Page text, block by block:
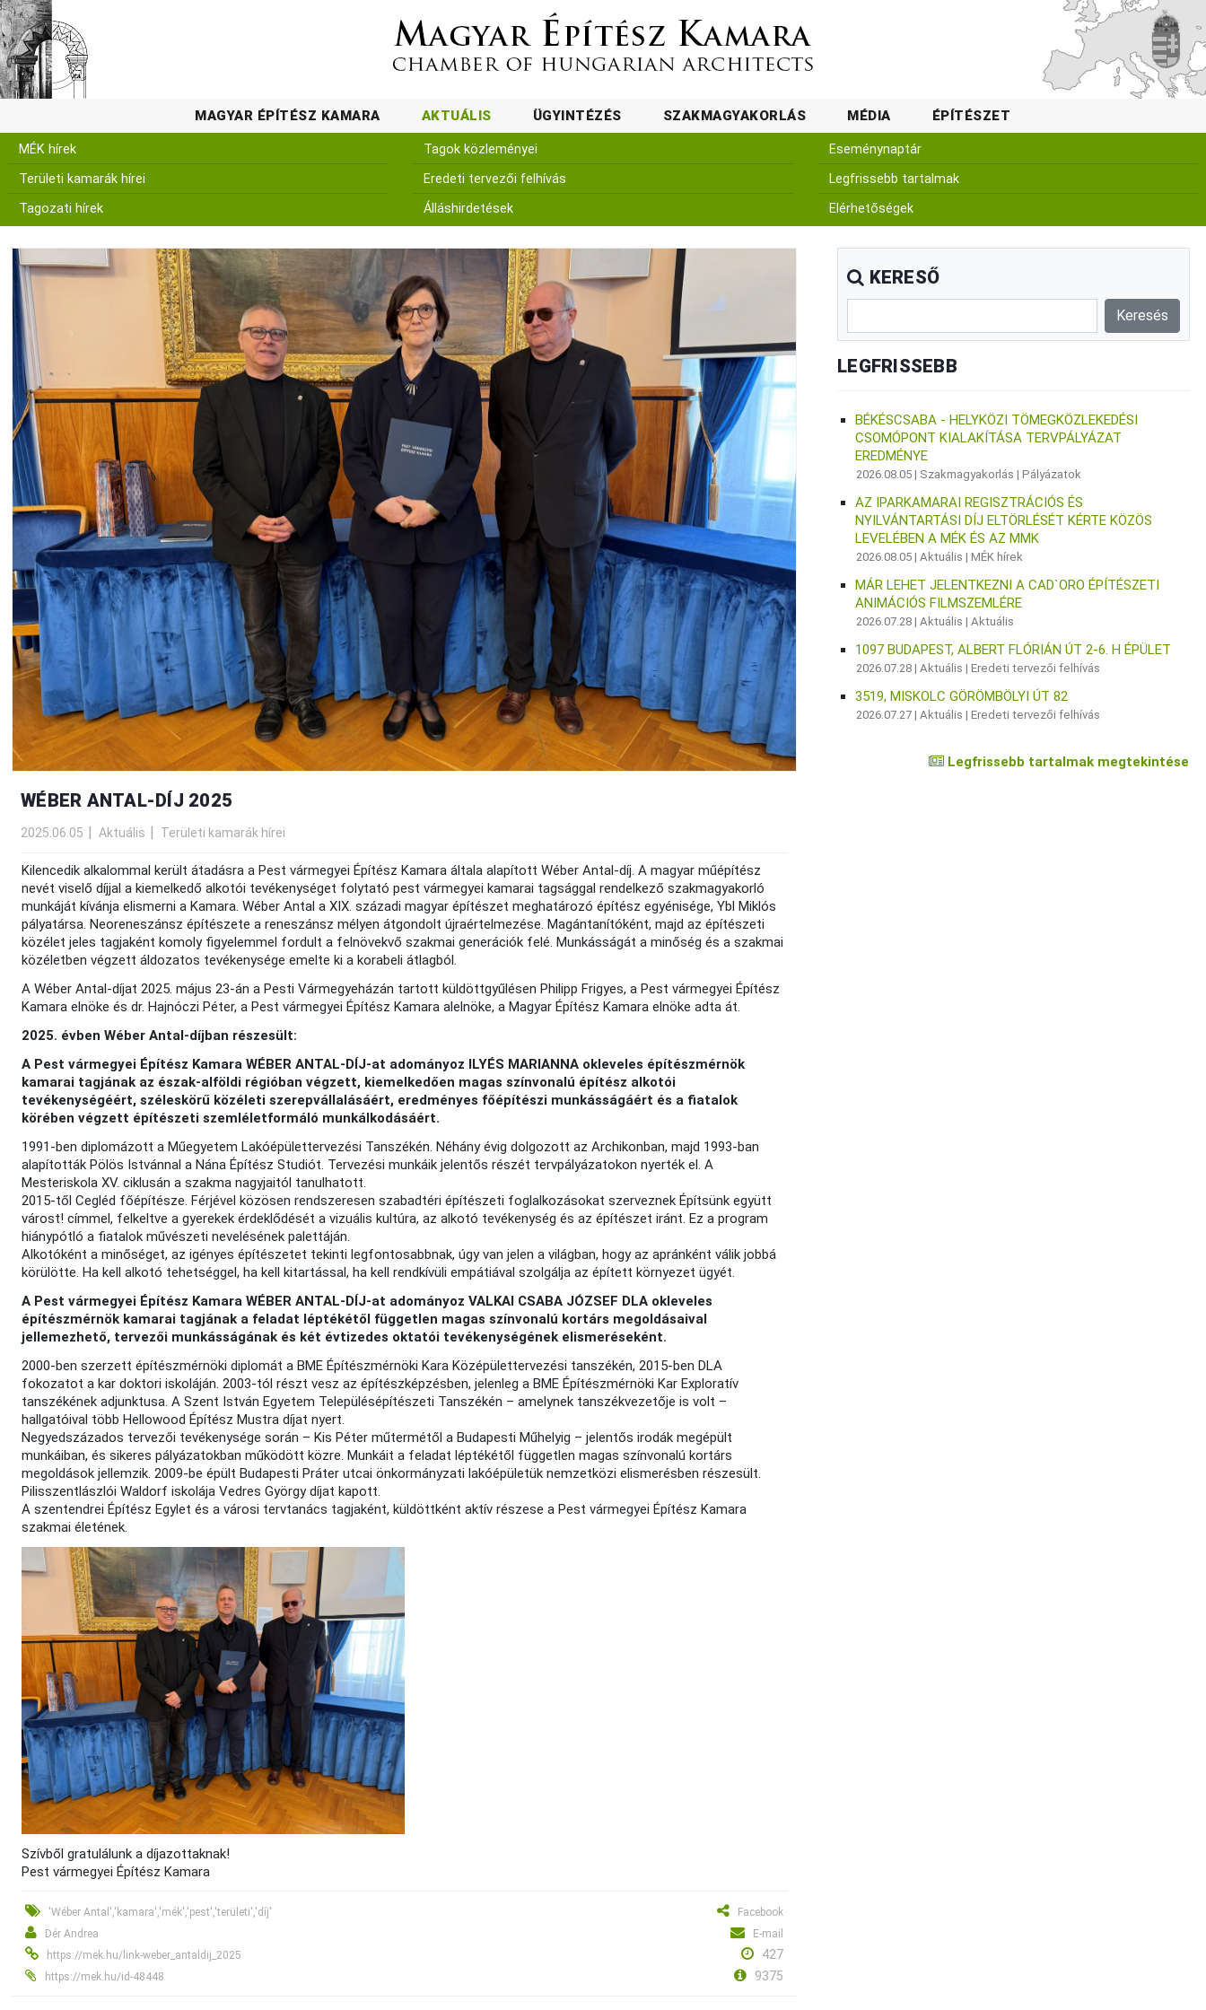
MAGYAR ÉPÍTÉSZ KAMARA AKTUÁLIS ÜGYINTÉZÉS SZAKMAGYAKORLÁS MÉDIA ÉPÍTÉSZET
MÉK hírek
Területi kamarák hírei
Tagozati hírek
Tagok közleményei
Eredeti tervezői felhívás
Álláshirdetések
Eseménynaptár
Legfrissebb tartalmak
Elérhetőségek
WÉBER ANTAL-DÍJ 2025
2025.06.05 Aktuális Területi kamarák hírei
Kilencedik alkalommal került átadásra a Pest vármegyei Építész Kamara általa alapított Wéber Antal-díj. A magyar műépítész
nevét viselő díjjal a kiemelkedő alkotói tevékenységet folytató pest vármegyei kamarai tagsággal rendelkező szakmagyakorló
munkáját kívánja elismerni a Kamara. Wéber Antal a XIX. századi magyar építészet meghatározó építész egyénisége, Ybl Miklós
pályatársa. Neoreneszánsz építészete a reneszánsz mélyen átgondolt újraértelmezése. Magántanítóként, majd az építészeti
közélet jeles tagjaként komoly figyelemmel fordult a felnövekvő szakmai generációk felé. Munkásságát a minőség és a szakmai
közéletben végzett áldozatos tevékenysége emelte ki a korabeli átlagból.
A Wéber Antal-díjat 2025. május 23-án a Pesti Vármegyeházán tartott küldöttgyűlésen Philipp Frigyes, a Pest vármegyei Építész
Kamara elnöke és dr. Hajnóczi Péter, a Pest vármegyei Építész Kamara alelnöke, a Magyar Építész Kamara elnöke adta át.
2025. évben Wéber Antal-díjban részesült:
A Pest vármegyei Építész Kamara WÉBER ANTAL-DÍJ-at adományoz ILYÉS MARIANNA okleveles építészmérnök
kamarai tagjának az észak-alföldi régióban végzett, kiemelkedően magas színvonalú építész alkotói
tevékenységéért, széleskörű közéleti szerepvállalásáért, eredményes főépítészi munkásságáért és a fiatalok
körében végzett építészeti szemléletformáló munkálkodásáért.
1991-ben diplomázott a Műegyetem Lakóépülettervezési Tanszékén. Néhány évig dolgozott az Archikonban, majd 1993-ban
alapították Pölös Istvánnal a Nána Építész Studiót. Tervezési munkáik jelentős részét tervpályázatokon nyerték el. A
Mesteriskola XV. ciklusán a szakma nagyjaitól tanulhatott.
2015-től Cegléd főépítésze. Férjével közösen rendszeresen szabadtéri építészeti foglalkozásokat szerveznek Építsünk együtt
várost! címmel, felkeltve a gyerekek érdeklődését a vizuális kultúra, az alkotó tevékenység és az építészet iránt. Ez a program
hiánypótló a fiatalok művészeti nevelésének palettáján.
Alkotóként a minőséget, az igényes építészetet tekinti legfontosabbnak, úgy van jelen a világban, hogy az apránként válik jobbá
körülötte. Ha kell alkotó tehetséggel, ha kell kitartással, ha kell rendkívüli empátiával szolgálja az épített környezet ügyét.
A Pest vármegyei Építész Kamara WÉBER ANTAL-DÍJ-at adományoz VALKAI CSABA JÓZSEF DLA okleveles
építészmérnök kamarai tagjának a feladat léptékétől független magas színvonalú kortárs megoldásaival
jellemezhető, tervezői munkásságának és két évtizedes oktatói tevékenységének elismeréseként.
2000-ben szerzett építészmérnöki diplomát a BME Építészmérnöki Kara Középülettervezési tanszékén, 2015-ben DLA
fokozatot a kar doktori iskoláján. 2003-tól részt vesz az építészképzésben, jelenleg a BME Építészmérnöki Kar Exploratív
tanszékének adjunktusa. A Szent István Egyetem Településépítészeti Tanszékén – amelynek tanszékvezetője is volt –
hallgatóival több Hellowood Építész Mustra díjat nyert.
Negyedszázados tervezői tevékenysége során – Kis Péter műtermétől a Budapesti Műhelyig – jelentős irodák megépült
munkáiban, és sikeres pályázatokban működött közre. Munkáit a feladat léptékétől független magas színvonalú kortárs
megoldások jellemzik. 2009-be épült Budapesti Práter utcai önkormányzati lakóépületük nemzetközi elismerésben részesült.
Pilisszentlászlói Waldorf iskolája Vedres György díjat kapott.
A szentendrei Építész Egylet és a városi tervtanács tagjaként, küldöttként aktív részese a Pest vármegyei Építész Kamara
szakmai életének.
Szívből gratulálunk a díjazottaknak!
Pest vármegyei Építész Kamara
'Wéber Antal','kamara','mék','pest','területi','díj'
Facebook
Dér Andrea
E-mail
https://mek.hu/link-weber_antaldij_2025
427
https://mek.hu/id-48448 9375
KERESŐ
LEGFRISSEBB
BÉKÉSCSABA - HELYKÖZI TÖMEGKÖZLEKEDÉSI
CSOMÓPONT KIALAKÍTÁSA TERVPÁLYÁZAT
EREDMÉNYE
2026.08.05 | Szakmagyakorlás |Pályázatok
AZ IPARKAMARAI REGISZTRÁCIÓS ÉS
NYILVÁNTARTÁSI DÍJ ELTÖRLÉSÉT KÉRTE KÖZÖS
LEVELÉBEN A MÉK ÉS AZ MMK
2026.08.05 |Aktuális |MÉK hírek
MÁR LEHET JELENTKEZNI A CAD`ORO ÉPÍTÉSZETI
ANIMÁCIÓS FILMSZEMLÉRE
2026.07.28 |Aktuális |Aktuális
1097 BUDAPEST, ALBERT FLÓRIÁN ÚT 2-6. H ÉPÜLET
2026.07.28 |Aktuális |Eredeti tervezői felhívás
3519, MISKOLC GÖRÖMBÖLYI ÚT 82
2026.07.27 |Aktuális |Eredeti tervezői felhívás
Legfrissebb tartalmak megtekintése